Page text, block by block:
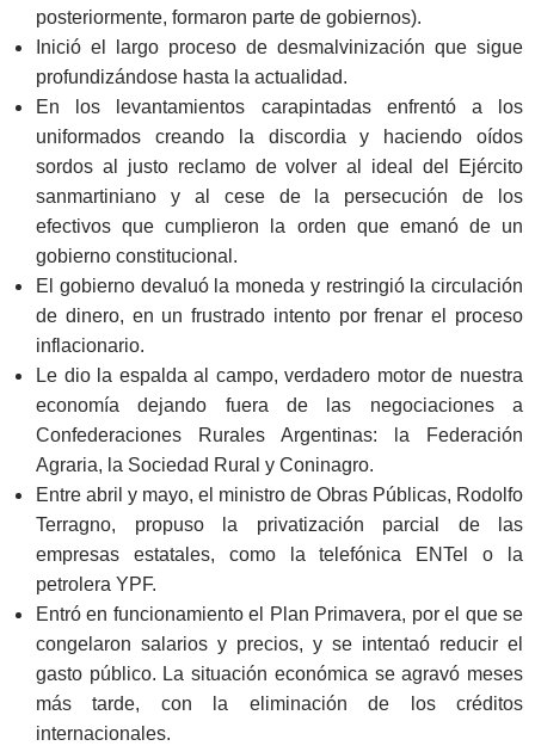
posteriormente, formaron parte de gobiernos).
Inició el largo proceso de desmalvinización que sigue
profundizándose hasta la actualidad.
En los levantamientos carapintadas enfrentó a los
uniformados creando la discordia y haciendo oídos
sordos al justo reclamo de volver al ideal del Ejército
sanmartiniano y al cese de la persecución de los
efectivos que cumplieron la orden que emanó de un
gobierno constitucional.
El gobierno devaluó la moneda y restringió la circulación
de dinero, en un frustrado intento por frenar el proceso
inflacionario.
Le dio la espalda al campo, verdadero motor de nuestra
economía dejando fuera de las negociaciones a
Confederaciones Rurales Argentinas: la Federación
Agraria, la Sociedad Rural y Coninagro.
Entre abril y mayo, el ministro de Obras Públicas, Rodolfo
Terragno, propuso la privatización parcial de las
empresas estatales, como la telefónica ENTel o la
petrolera YPF.
Entró en funcionamiento el Plan Primavera, por el que se
congelaron salarios y precios, y se intentaó reducir el
gasto público. La situación económica se agravó meses
más tarde, con la eliminación de los créditos
internacionales.